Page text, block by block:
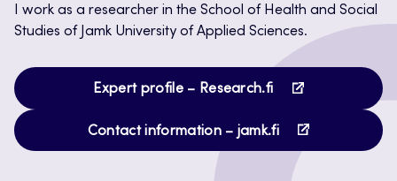
I work as a researcher in the School of Health and Social
Studies of Jamk University of Applied Sciences.
Expert profile – Research.fi
Opens
a
new
tab
Contact information – jamk.fi
Opens
in